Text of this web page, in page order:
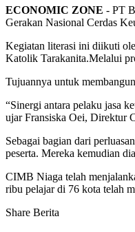
ECONOMIC ZONE - PT
Gerakan Nasional Cerdas
Kegiatan literasi ini diikuti
Katolik Tarakanita.Melalui
Tujuannya untuk
“Sinergi antara pelaku jasa
ujar Fransiska Oei, Direktur
Sebagai bagian dari
peserta. Mereka kemudian
CIMB Niaga telah
ribu pelajar di 76 kota telah
Share Berita